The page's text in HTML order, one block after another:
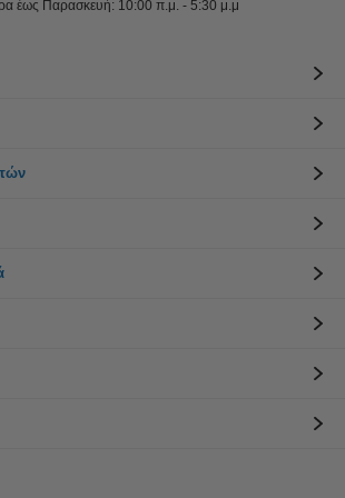
έως Παρασκευή: 10:00 π.μ. - 5:30 μ.μ